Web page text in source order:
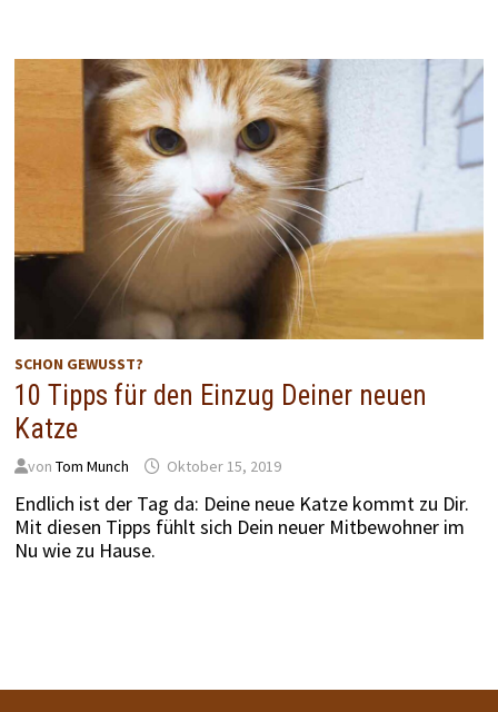
SCHON GEWUSST?
10 Tipps für den Einzug Deiner neuen
Katze
von Tom Munch Oktober 15, 2019
Endlich ist der Tag da: Deine neue Katze kommt zu Dir.
Mit diesen Tipps fühlt sich Dein neuer Mitbewohner im
Nu wie zu Hause.